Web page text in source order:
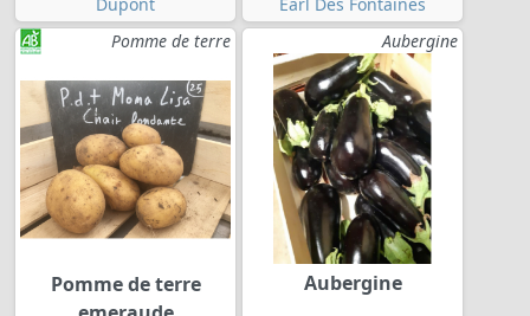
Pomme de terre
Pomme de terre
Aubergine
Aubergine